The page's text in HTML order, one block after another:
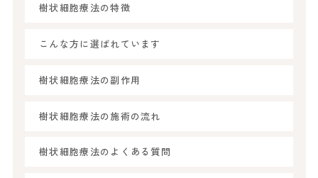
樹状細胞療法の特徴
こんな方に選ばれています
樹状細胞療法の副作用
樹状細胞療法の施術の流れ
樹状細胞療法のよくある質問